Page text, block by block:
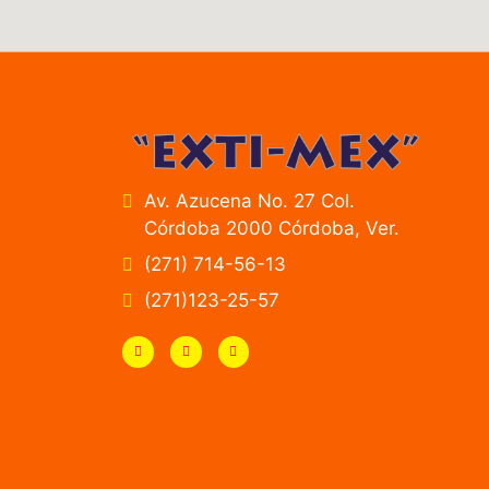
Av. Azucena No. 27 Col.
Córdoba 2000 Córdoba, Ver.
(271) 714-56-13
(271)123-25-57